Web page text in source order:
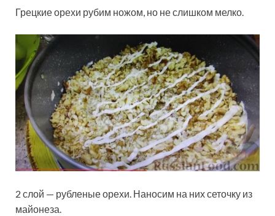
Грецкие орехи рубим ножом, но не слишком мелко.
2 слой — рубленые орехи. Наносим на них сеточку из
майонеза.